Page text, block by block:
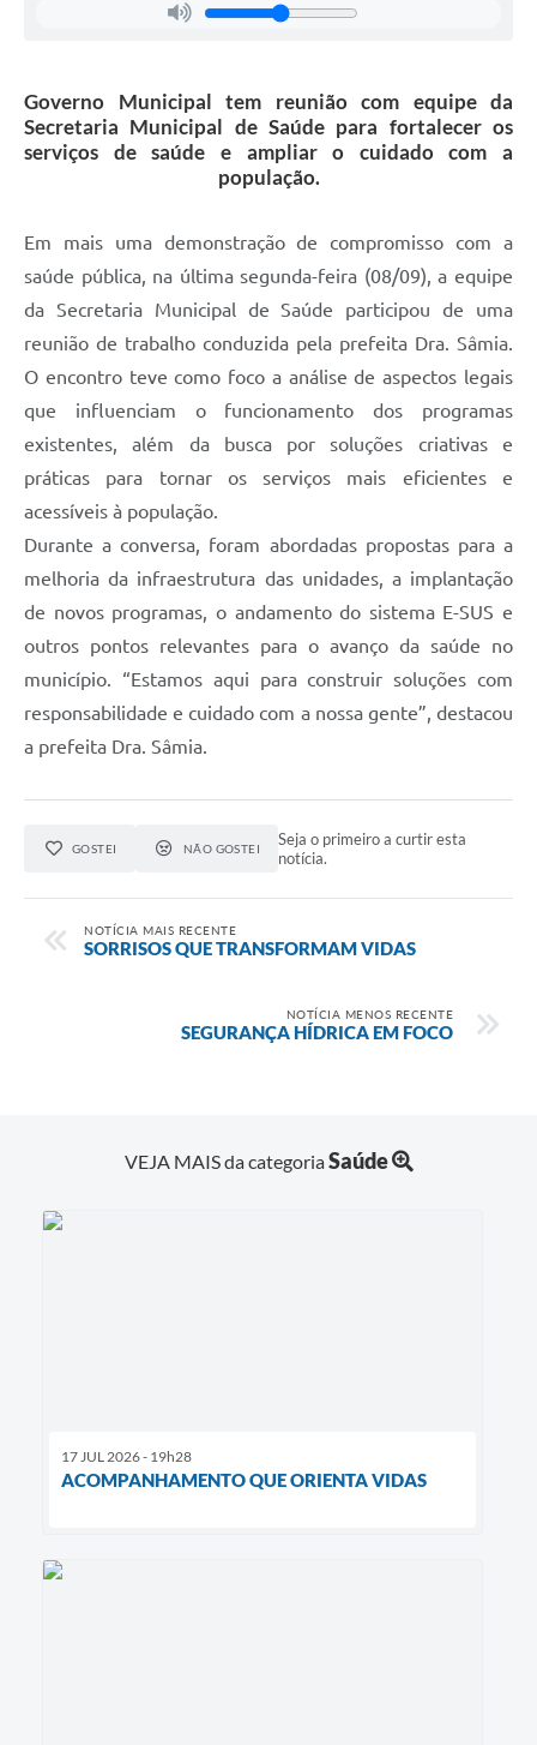
Governo Municipal tem reunião com equipe da
Secretaria Municipal de Saúde para fortalecer os
serviços de saúde e ampliar o cuidado com a
população.
Em mais uma demonstração de compromisso com a
saúde pública, na última segunda-feira (08/09), a equipe
da Secretaria Municipal de Saúde participou de uma
reunião de trabalho conduzida pela prefeita Dra. Sâmia.
O encontro teve como foco a análise de aspectos legais
que influenciam o funcionamento dos programas
existentes, além da busca por soluções criativas e
práticas para tornar os serviços mais eficientes e
acessíveis à população.
Durante a conversa, foram abordadas propostas para a
melhoria da infraestrutura das unidades, a implantação
de novos programas, o andamento do sistema E-SUS e
outros pontos relevantes para o avanço da saúde no
município. “Estamos aqui para construir soluções com
responsabilidade e cuidado com a nossa gente”, destacou
a prefeita Dra. Sâmia.
GOSTEI NÃO GOSTEI
Seja o primeiro a curtir esta
notícia.
NOTÍCIA MAIS RECENTE
SORRISOS QUE TRANSFORMAM VIDAS
NOTÍCIA MENOS RECENTE
SEGURANÇA HÍDRICA EM FOCO
VEJA MAIS da categoriaSaúde
17 JUL 2026 - 19h28
ACOMPANHAMENTO QUE ORIENTA VIDAS